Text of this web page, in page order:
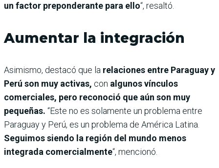
un factor preponderante para ello“, resaltó.
Aumentar la integración
Asimismo, destacó que la relaciones entre Paraguay y
Perú son muy activas, con algunos vínculos
comerciales, pero reconoció que aún son muy
pequeñas. “Este no es solamente un problema entre
Paraguay y Perú, es un problema de América Latina.
Seguimos siendo la región del mundo menos
integrada comercialmente“, mencionó.